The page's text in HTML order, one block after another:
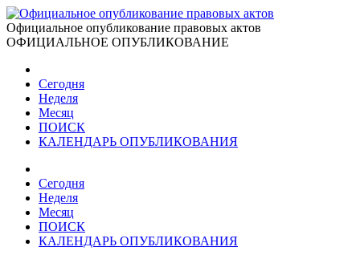
Официальное опубликование правовых актов
ОФИЦИАЛЬНОЕ ОПУБЛИКОВАНИЕ
Сегодня
Неделя
Месяц
ПОИСК
КАЛЕНДАРЬ ОПУБЛИКОВАНИЯ
Сегодня
Неделя
Месяц
ПОИСК
КАЛЕНДАРЬ ОПУБЛИКОВАНИЯ